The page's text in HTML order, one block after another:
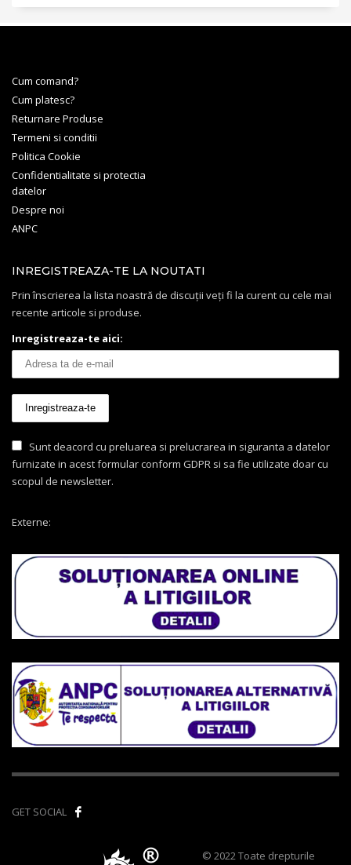
Cum comand?
Cum platesc?
Returnare Produse
Termeni si conditii
Politica Cookie
Confidentialitate si protectia
datelor
Despre noi
ANPC
INREGISTREAZA-TE LA NOUTATI
Prin înscrierea la lista noastră de discuții veți fi la curent cu cele mai
recente articole si produse.
Inregistreaza-te aici:
Sunt deacord cu preluarea si prelucrarea in siguranta a datelor
furnizate in acest formular conform GDPR si sa fie utilizate doar cu
scopul de newsletter.
Externe:
GET SOCIAL
© 2022 Toate drepturile